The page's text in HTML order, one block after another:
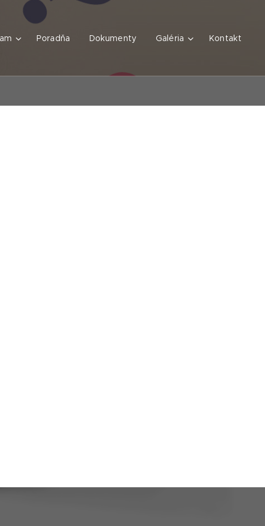
Poradňa Dokumenty Galéria Kontakt